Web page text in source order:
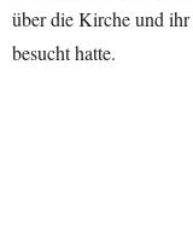
über die Kirche und
besucht hatte.